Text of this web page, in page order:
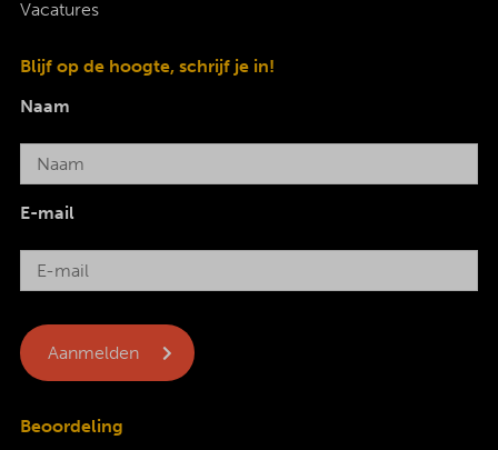
Vacatures
Blijf op de hoogte, schrijf je in!
Naam
E-mail
Beoordeling